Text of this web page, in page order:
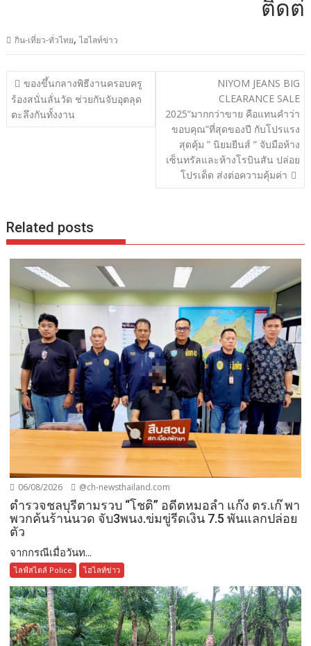
ติดต่อโ
กิน-เที่ยว-ทั่วไทย,ไฮไลท์ข่าว
แนะแนว
เรื่อง
ของขึ้นกลางพิธีงานครอบครู
ร้องสนั่นลั่นวัด ช่วยกันจับอุตลุด
ตะลึงกันทั้งงาน
NIYOM JEANS BIG
CLEARANCE SALE
2025“มากกว่าขาย คือแทนคำว่า
ขอบคุณ”ที่สุดของปี กับโปรแรง
สุดคุ้ม ” นิยมยีนส์ ” จับมือห้าง
เซ็นทรัลและห้างโรบินสัน ปล่อย
โปรเด็ด ส่งต่อความคุ้มค่า
Related posts
06/08/2026 @ch-newsthailand.com
ตำรวจชลบุรีตามรวบ “โชติ” อดีตหมอลำ แก๊ง ตร.เก๊ พา
พวกค้นร้านนวด จับ3พนง.ข่มขู่รีดเงิน 7.5 พันแลกปล่อย
ตัว
จากกรณีเมื่อวันท...
ไลฟ์สไตล์ Police ไฮไลท์ข่าว